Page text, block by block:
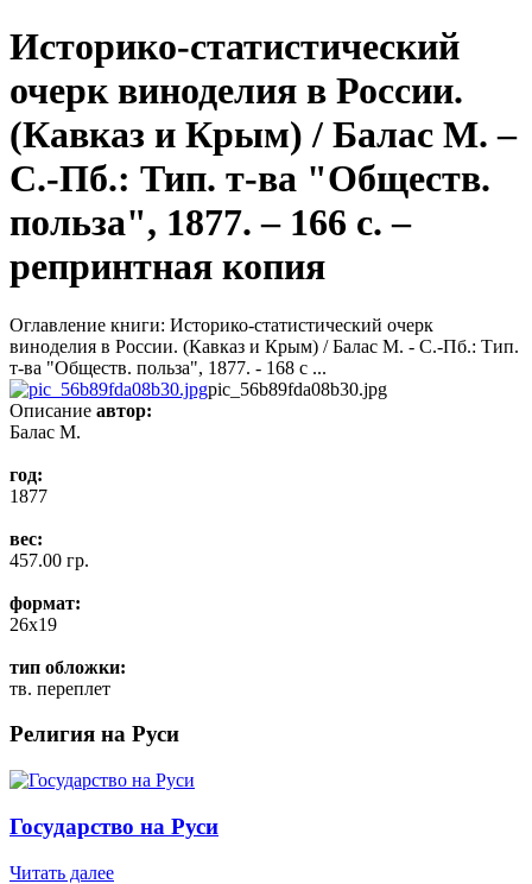
Историко-статистический
очерк виноделия в России.
(Кавказ и Крым) / Балас М. –
С.-Пб.: Тип. т-ва "Обществ.
польза", 1877. – 166 c. –
репринтная копия
Оглавление книги: Историко-статистический очерк
виноделия в России. (Кавказ и Крым) / Балас М. - С.-Пб.: Тип.
т-ва "Обществ. польза", 1877. - 168 c ...
pic_56b89fda08b30.jpg
Описание автор:
Балас М.
год:
1877
вес:
457.00 гр.
формат:
26x19
тип обложки:
тв. переплет
Религия на Руси
Государство на Руси
Читать далее